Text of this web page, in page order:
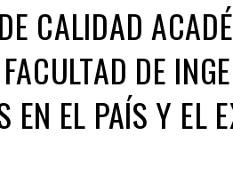
CALIDAD
DE
EN EL PAÍS Y EL